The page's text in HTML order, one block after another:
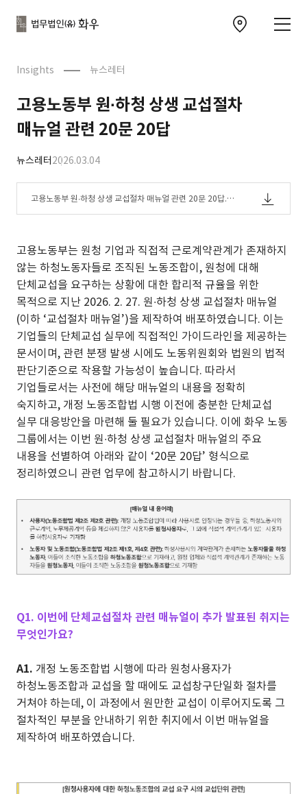
Insights 뉴스레터
고용노동부 원∙하청 상생 교섭절차
매뉴얼 관련 20문 20답
뉴스레터2026.03.04
고용노동부 원∙하청 상생 교섭절차 매뉴얼 관련 20문 20답.p
df
고용노동부는 원청 기업과 직접적 근로계약관계가 존재하지
않는 하청노동자들로 조직된 노동조합이, 원청에 대해
단체교섭을 요구하는 상황에 대한 합리적 규율을 위한
목적으로 지난 2026. 2. 27. 원∙하청 상생 교섭절차 매뉴얼
(이하 ‘교섭절차 매뉴얼’)을 제작하여 배포하였습니다. 이는
기업들의 단체교섭 실무에 직접적인 가이드라인을 제공하는
문서이며, 관련 분쟁 발생 시에도 노동위원회와 법원의 법적
판단기준으로 작용할 가능성이 높습니다. 따라서
기업들로서는 사전에 해당 매뉴얼의 내용을 정확히
숙지하고, 개정 노동조합법 시행 이전에 충분한 단체교섭
실무 대응방안을 마련해 둘 필요가 있습니다. 이에 화우 노동
그룹에서는 이번 원∙하청 상생 교섭절차 매뉴얼의 주요
내용을 선별하여 아래와 같이 ‘20문 20답’ 형식으로
정리하였으니 관련 업무에 참고하시기 바랍니다.
Q1. 이번에 단체교섭절차 관련 매뉴얼이 추가 발표된 취지는
무엇인가요?
A1. 개정 노동조합법 시행에 따라 원청사용자가
하청노동조합과 교섭을 할 때에도 교섭창구단일화 절차를
거쳐야 하는데, 이 과정에서 원만한 교섭이 이루어지도록 그
절차적인 부분을 안내하기 위한 취지에서 이번 매뉴얼을
제작하여 배포하였습니다.